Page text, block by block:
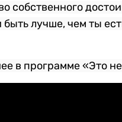
собственного
лучше, чем ты
в программе «Это